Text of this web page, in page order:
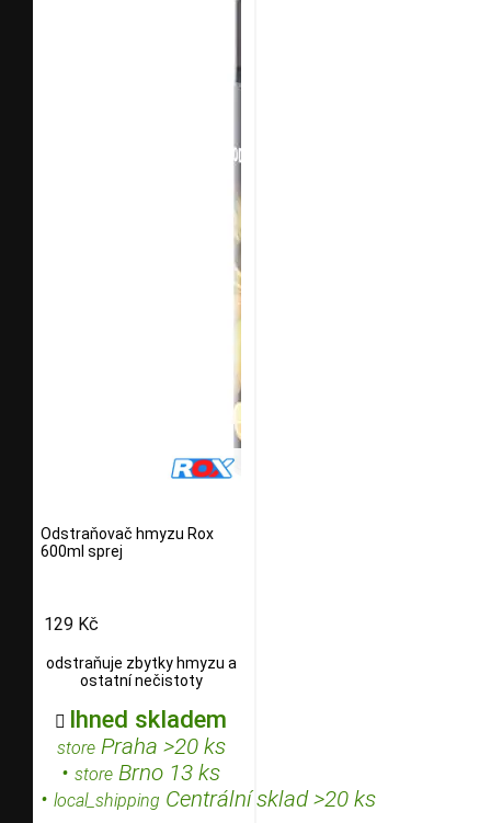
Odstraňovač hmyzu Rox
600ml sprej
129 Kč
odstraňuje zbytky hmyzu a
ostatní nečistoty
 Ihned skladem
storePraha >20 ks
• store Brno 13 ks
• local_shipping Centrální sklad >20 ks